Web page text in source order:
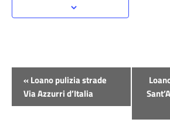
Evento
Navigazione
«Loano pulizia strade
Via Azzurri d’Italia